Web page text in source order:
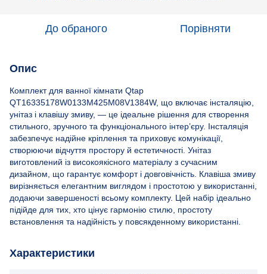
До обраного Порівняти
Опис
Комплект для ванної кімнати Qtap
QT16335178W0133M425M08V1384W, що включає інсталяцію,
унітаз і клавішу змиву, — це ідеальне рішення для створення
стильного, зручного та функціонального інтер’єру. Інсталяція
забезпечує надійне кріплення та приховує комунікації,
створюючи відчуття простору й естетичності. Унітаз
виготовлений із високоякісного матеріалу з сучасним
дизайном, що гарантує комфорт і довговічність. Клавіша змиву
вирізняється елегантним виглядом і простотою у використанні,
додаючи завершеності всьому комплекту. Цей набір ідеально
підійде для тих, хто цінує гармонію стилю, простоту
встановлення та надійність у повсякденному використанні.
Характеристики